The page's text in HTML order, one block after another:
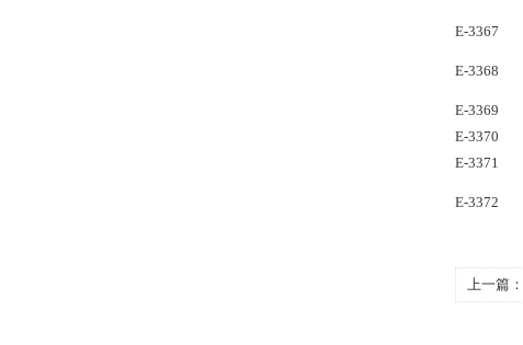
E-3367
E-3368
E-3369
E-3370
E-3371
E-3372
上一篇：